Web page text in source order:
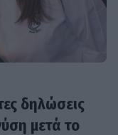
δηλώσεις
μετά το